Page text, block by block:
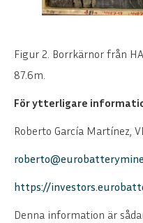
Figur 2. Borrkärnor från
87.6m.
För ytterligare
Roberto García Martínez,
https://
Denna information är